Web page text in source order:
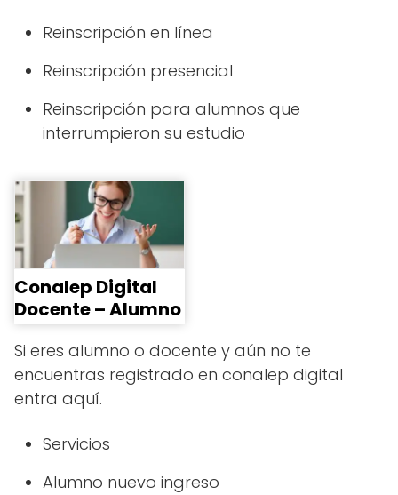
Reinscripción en línea
Reinscripción presencial
Reinscripción para alumnos que
interrumpieron su estudio
Conalep Digital
Docente – Alumno
Si eres alumno o docente y aún no te
encuentras registrado en conalep digital
entra aquí.
Servicios
Alumno nuevo ingreso